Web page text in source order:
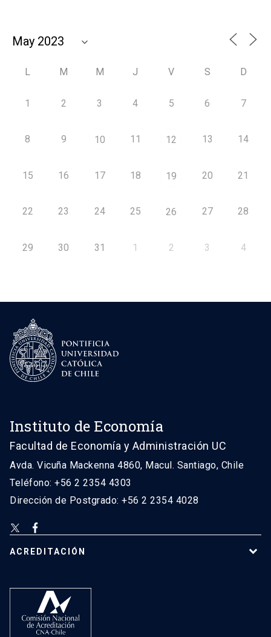
L M M J V S D
1 2 3 4 5 6 7
8 9 10 11 12 13 14
15 16 17 18 19 20 21
22 23 24 25 26 27 28
29 30 31 1 2 3 4
Instituto de Economía
Facultad de Economía y Administración UC
Avda. Vicuña Mackenna 4860, Macul. Santiago, Chile
Teléfono: +56 2 2354 4303
Dirección de Postgrado: +56 2 2354 4028
ACREDITACIÓN